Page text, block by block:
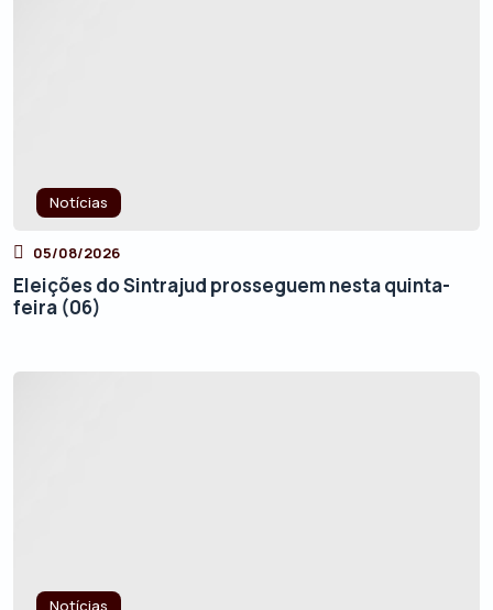
Notícias
05/08/2026
Eleições do Sintrajud prosseguem nesta quinta-
feira (06)
Notícias